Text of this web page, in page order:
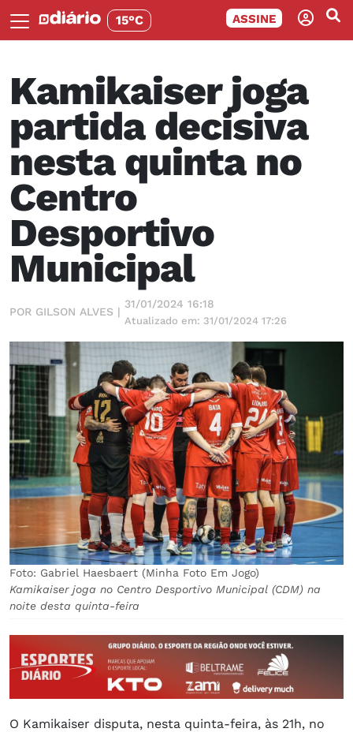
15°C ASSINE
Kamikaiser joga
partida decisiva
nesta quinta no
Centro
Desportivo
Municipal
POR GILSON ALVES |
31/01/2024 16:18
Atualizado em: 31/01/2024 17:26
Foto: Gabriel Haesbaert (Minha Foto Em Jogo)
Kamikaiser joga no Centro Desportivo Municipal (CDM) na
noite desta quinta-feira
O Kamikaiser disputa, nesta quinta-feira, às 21h, no